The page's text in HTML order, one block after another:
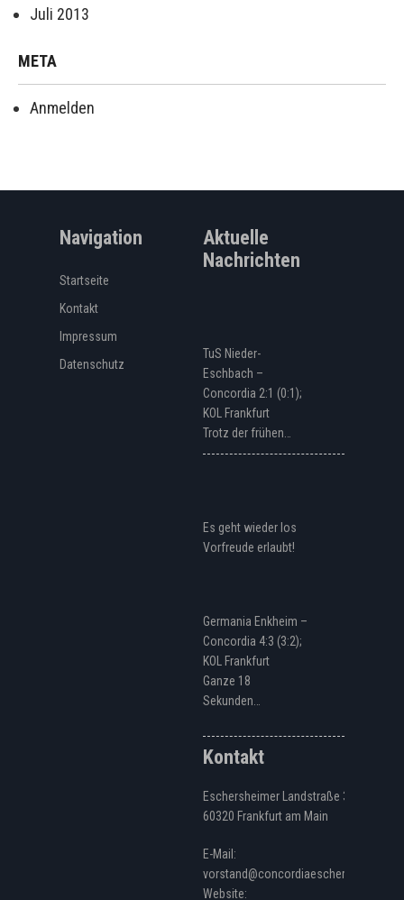
Juli 2013
META
Anmelden
Navigation
Startseite
Kontakt
Impressum
Datenschutz
Aktuelle
Nachrichten
TuS Nieder-
Eschbach –
Concordia 2:1 (0:1);
KOL Frankfurt
Trotz der frühen…
Es geht wieder los
Vorfreude erlaubt!
Germania Enkheim –
Concordia 4:3 (3:2);
KOL Frankfurt
Ganze 18
Sekunden…
Kontakt
Eschersheimer Landstraße 328
60320 Frankfurt am Main
E-Mail:
vorstand@concordiaeschersheim.de
Website: